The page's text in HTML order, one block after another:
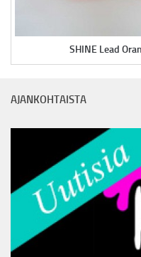
SHINE Lead
AJANKOHTAISTA